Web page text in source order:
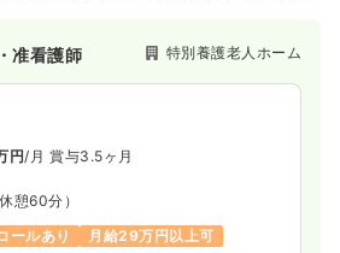
療など安心して施設での生活が送れる
です。
准看護師 特別養護老人ホーム
円/月 賞与3.5ヶ月
休憩60分）
ールあり 月給29万円以上可